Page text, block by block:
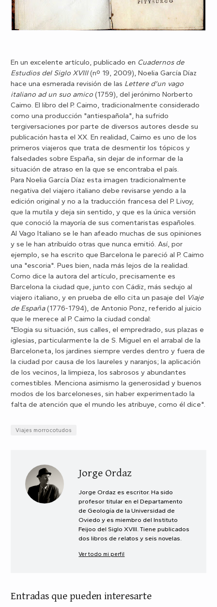
En un excelente artículo, publicado en Cuadernos de
Estudios del Siglo XVIII(nº 19, 2009), Noelia García Díaz
hace una esmerada revisión de las Lettere d'un vago
italiano ad un suo amico (1759), del jerónimo Norberto
Caimo. El libro del P. Caimo, tradicionalmente considerado
como una producción "antiespañola", ha sufrido
tergiversaciones por parte de diversos autores desde su
publicación hasta el XX. En realidad, Caimo es uno de los
primeros viajeros que trata de desmentir los tópicos y
falsedades sobre España, sin dejar de informar de la
situación de atraso en la que se encontraba el país.
Para Noelia García Díaz esta imagen tradicionalmente
negativa del viajero italiano debe revisarse yendo a la
edición original y no a la traducción francesa del P. Livoy,
que la mutila y deja sin sentido, y que es la única versión
que conoció la mayoría de sus comentaristas españoles.
Al Vago Italiano se le han afeado muchas de sus opiniones
y se le han atribuído otras que nunca emitió. Así, por
ejemplo, se ha escrito que Barcelona le pareció al P. Caimo
una "escoria". Pues bien, nada más lejos de la realidad.
Como dice la autora del artículo, precisamente es
Barcelona la ciudad que, junto con Cádiz, más sedujo al
viajero italiano, y en prueba de ello cita un pasaje del Viaje
de España(1776-1794), de Antonio Ponz, referido al juicio
que le merece al P. Caimo la ciudad condal:
"Elogia su situación, sus calles, el empredrado, sus plazas e
iglesias, particularmente la de S. Miguel en el arrabal de la
Barceloneta, los jardines siempre verdes dentro y fuera de
la ciudad por causa de los laureles y naranjos; la aplicación
de los vecinos, la limpieza, los sabrosos y abundantes
comestibles. Menciona asimismo la generosidad y buenos
modos de los barceloneses, sin haber experimentado la
falta de atención que el mundo les atribuye, como él dice".
Viajes morrocotudos
Jorge Ordaz
Jorge Ordaz es escritor. Ha sido
profesor titular en el Departamento
de Geología de la Universidad de
Oviedo y es miembro del Instituto
Feijoo del Siglo XVIII. Tiene publicados
dos libros de relatos y seis novelas.
Ver todo mi perfil
Entradas que pueden interesarte